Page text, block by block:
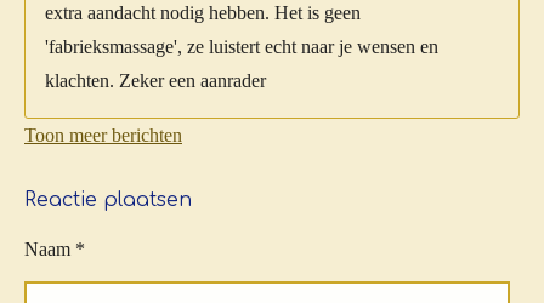
extra aandacht nodig hebben. Het is geen
'fabrieksmassage', ze luistert echt naar je wensen en
klachten. Zeker een aanrader
Toon meer berichten
Reactie plaatsen
Naam *